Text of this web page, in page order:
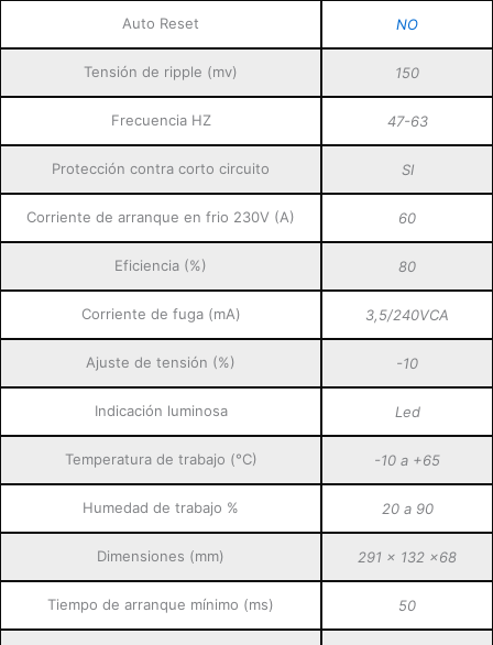
Auto Reset NO
Tensión de ripple (mv) 150
Frecuencia HZ 47-63
Protección contra corto circuito SI
Corriente de arranque en frio 230V (A) 60
Eficiencia (%) 80
Corriente de fuga (mA) 3,5/240VCA
Ajuste de tensión (%) -10
Indicación luminosa Led
Temperatura de trabajo (°C) -10 a +65
Humedad de trabajo % 20 a 90
Dimensiones (mm) 291 x 132 x68
Tiempo de arranque mínimo (ms) 50